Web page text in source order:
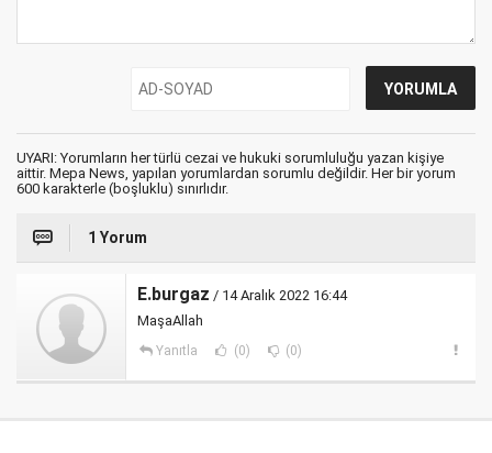
UYARI: Yorumların her türlü cezai ve hukuki sorumluluğu yazan kişiye
aittir. Mepa News, yapılan yorumlardan sorumlu değildir. Her bir yorum
600 karakterle (boşluklu) sınırlıdır.
1 Yorum
E.burgaz / 14 Aralık 2022 16:44
MaşaAllah
Yanıtla (0) (0)